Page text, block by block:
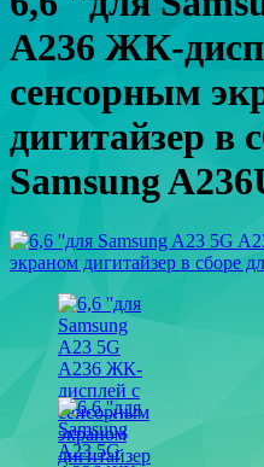
A236 ЖК-
сенсорным
дигитайзер в
Samsung